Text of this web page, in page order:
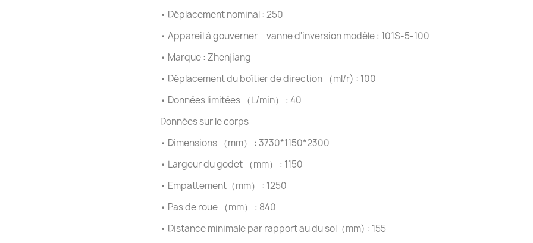
• Déplacement nominal : 250
• Appareil à gouverner + vanne d'inversion modèle : 101S-5-100
• Marque : Zhenjiang
• Déplacement du boîtier de direction （ml/r) : 100
• Données limitées （L/min） : 40
Données sur le corps
• Dimensions （mm） : 3730*1150*2300
• Largeur du godet （mm） : 1150
• Empattement（mm） : 1250
• Pas de roue （mm） : 840
• Distance minimale par rapport au du sol（mm) : 155